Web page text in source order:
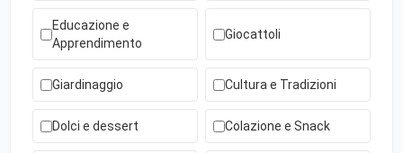
Educazione e
Apprendimento
Giocattoli
Giardinaggio Cultura e Tradizioni
Dolci e dessert Colazione e Snack